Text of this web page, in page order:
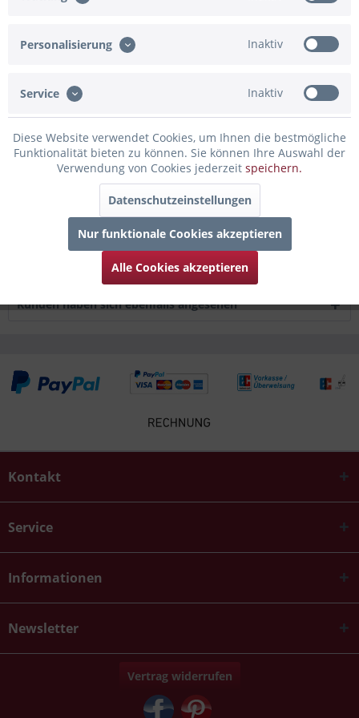
Aufdruck "ABI 2026 geschafft", kannst...
mehr
Bewertungen
0
Bewertungen lesen, schreiben und diskutieren...mehr
Infos zum Hersteller
Folgende Infos zum Hersteller sind verfübar......mehr
Kunden haben sich ebenfalls angesehen
Kontakt
Service
Informationen
Newsletter
Vertrag widerrufen
Personalisierung Inaktiv
Service Inaktiv
Diese Website verwendet Cookies, um Ihnen die bestmögliche
Funktionalität bieten zu können. Sie können Ihre Auswahl der
Verwendung von Cookies jederzeit speichern.
Datenschutzeinstellungen
Nur funktionale Cookies akzeptieren
Alle Cookies akzeptieren